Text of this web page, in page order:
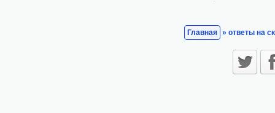
Главная » ответы на